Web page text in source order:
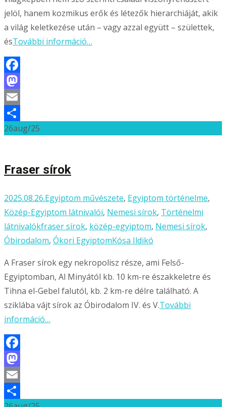
jelöl, hanem kozmikus erők és létezők hierarchiáját, akik
a világ keletkezése után – vagy azzal együtt – születtek,
ésTovábbi információ…
Facebook
Mastodon
Email
Ossza
26aug/25
Fraser sírok
2025.08.26.Egyiptom művészete, Egyiptom történelme,
Közép-Egyiptom látnivalói, Nemesi sírok, Történelmi
látnivalókfraser sírok, közép-egyiptom, Nemesi sírok,
Óbirodalom, Ókori EgyiptomKósa Ildikó
A Fraser sírok egy nekropolisz része, ami Felső-
Egyiptomban, Al Minyától kb. 10 km-re északkeletre és
Tihna el-Gebel falutól, kb. 2 km-re délre található. A
sziklába vájt sírok az Óbirodalom IV. és V.További
információ…
Facebook
Mastodon
Email